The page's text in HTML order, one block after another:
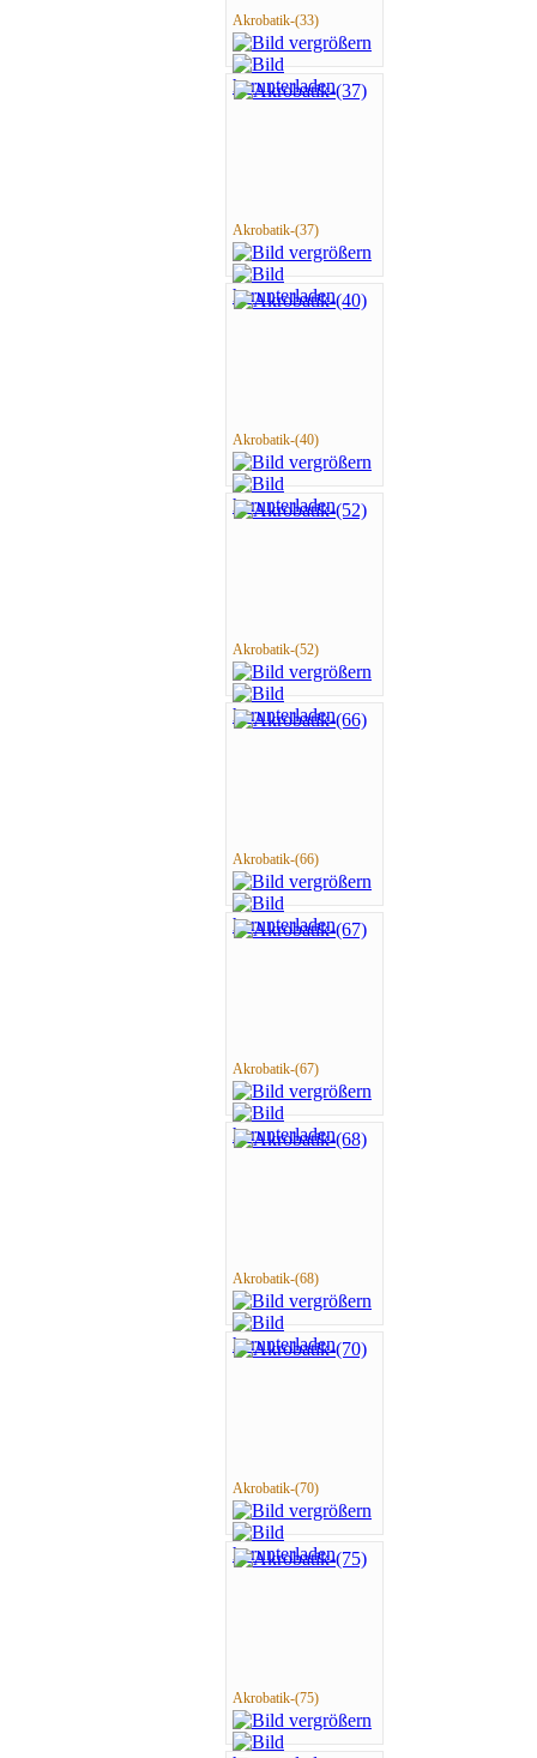
Akrobatik-(33)
Akrobatik-(37)
Akrobatik-(40)
Akrobatik-(52)
Akrobatik-(66)
Akrobatik-(67)
Akrobatik-(68)
Akrobatik-(70)
Akrobatik-(75)